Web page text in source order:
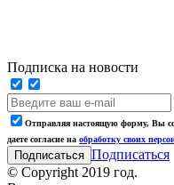
Подписка на новости
Отправляя настоящую форму, Вы
даете согласие на обработку своих
Подписаться
© Copyright 2019 год.